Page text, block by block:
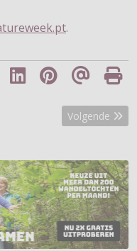
.
Noord op 1 maart open
Volgende
Volgende